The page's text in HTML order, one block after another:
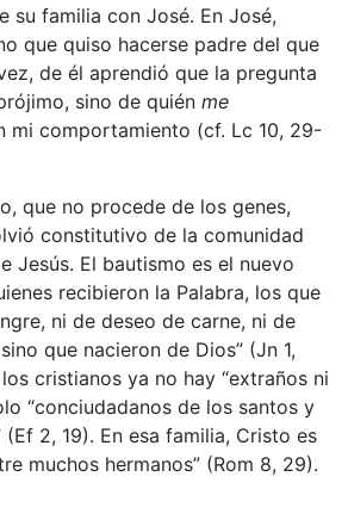
su familia con José. En José,
que quiso hacerse padre del que
de él aprendió que la pregunta
sino de quién me
mi comportamiento (cf. Lc 10, 29-
que no procede de los genes,
constitutivo de la comunidad
Jesús. El bautismo es el nuevo
recibieron la Palabra, los que
ni de deseo de carne, ni de
que nacieron de Dios” (Jn 1,
cristianos ya no hay “extraños ni
“conciudadanos de los santos y
2, 19). En esa familia, Cristo es
muchos hermanos” (Rom 8, 29).